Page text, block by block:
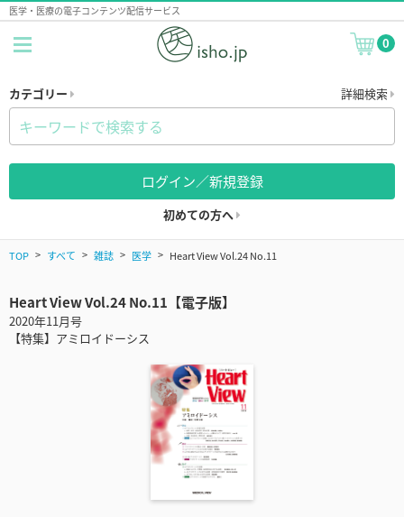
医学・医療の電子コンテンツ配信サービス
0
カテゴリー 詳細検索
ログイン／新規登録
初めての方へ
TOP すべて 雑誌 医学 Heart View Vol.24 No.11
Heart View Vol.24 No.11【電子版】
2020年11月号
【特集】アミロイドーシス